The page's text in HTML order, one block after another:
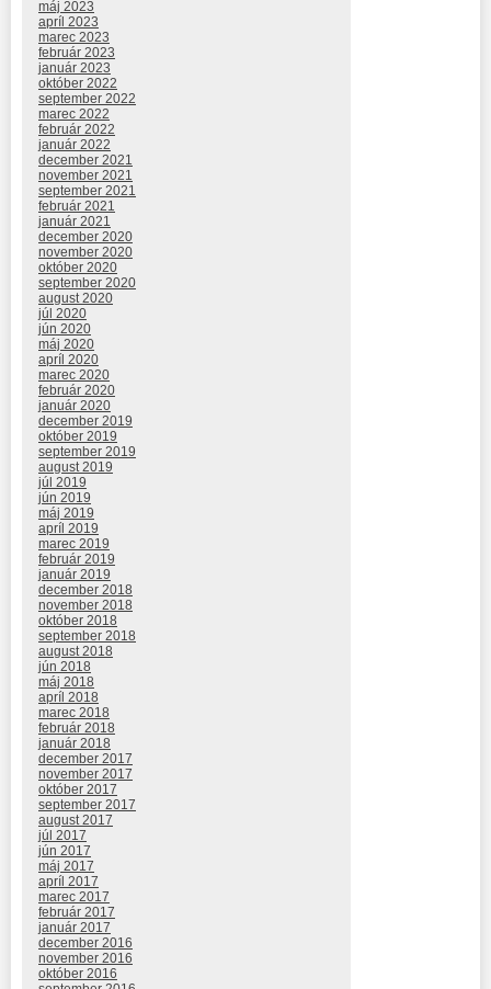
máj 2023
apríl 2023
marec 2023
február 2023
január 2023
október 2022
september 2022
marec 2022
február 2022
január 2022
december 2021
november 2021
september 2021
február 2021
január 2021
december 2020
november 2020
október 2020
september 2020
august 2020
júl 2020
jún 2020
máj 2020
apríl 2020
marec 2020
február 2020
január 2020
december 2019
október 2019
september 2019
august 2019
júl 2019
jún 2019
máj 2019
apríl 2019
marec 2019
február 2019
január 2019
december 2018
november 2018
október 2018
september 2018
august 2018
jún 2018
máj 2018
apríl 2018
marec 2018
február 2018
január 2018
december 2017
november 2017
október 2017
september 2017
august 2017
júl 2017
jún 2017
máj 2017
apríl 2017
marec 2017
február 2017
január 2017
december 2016
november 2016
október 2016